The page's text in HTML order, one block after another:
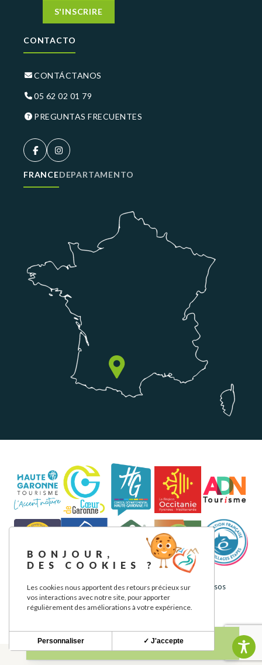
S'INSCRIRE
CONTACTO
CONTÁCTANOS
05 62 02 01 79
PREGUNTAS FRECUENTES
FRANCEDEPARTAMENTO
Aviso legalPolítica de privacidadNuestros compromisos
BONJOUR,
DES COOKIES ?
Les cookies nous apportent des retours précieux sur
vos interactions avec notre site, pour apporter
régulièrement des améliorations à votre expérience.
✓ J'accepte
Personnaliser